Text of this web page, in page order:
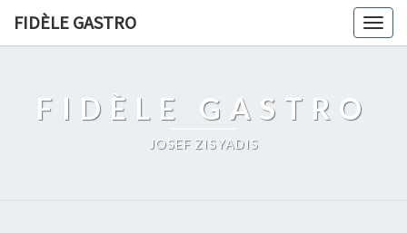
FIDÈLE GASTRO
FIDÈLE GASTRO
JOSEF ZISYADIS